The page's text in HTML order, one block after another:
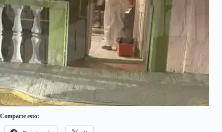
Comparte esto: